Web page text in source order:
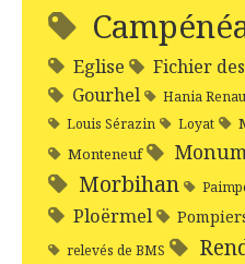
Eglise Fichier
Gourhel Hania
Louis Sérazin Loyat
Monteneuf
Morbihan
Ploërmel
relevés de BMS